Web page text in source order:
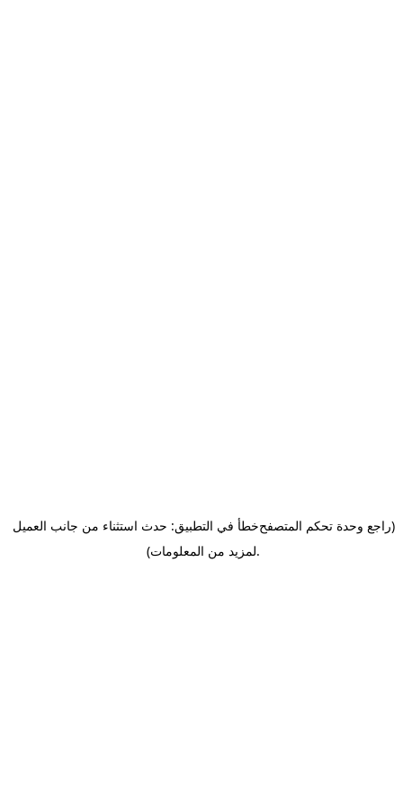
خطأ في التطبيق: حدث استثناء من جانب العميل(راجع وحدة تحكم المتصفح
لمزيد من المعلومات).